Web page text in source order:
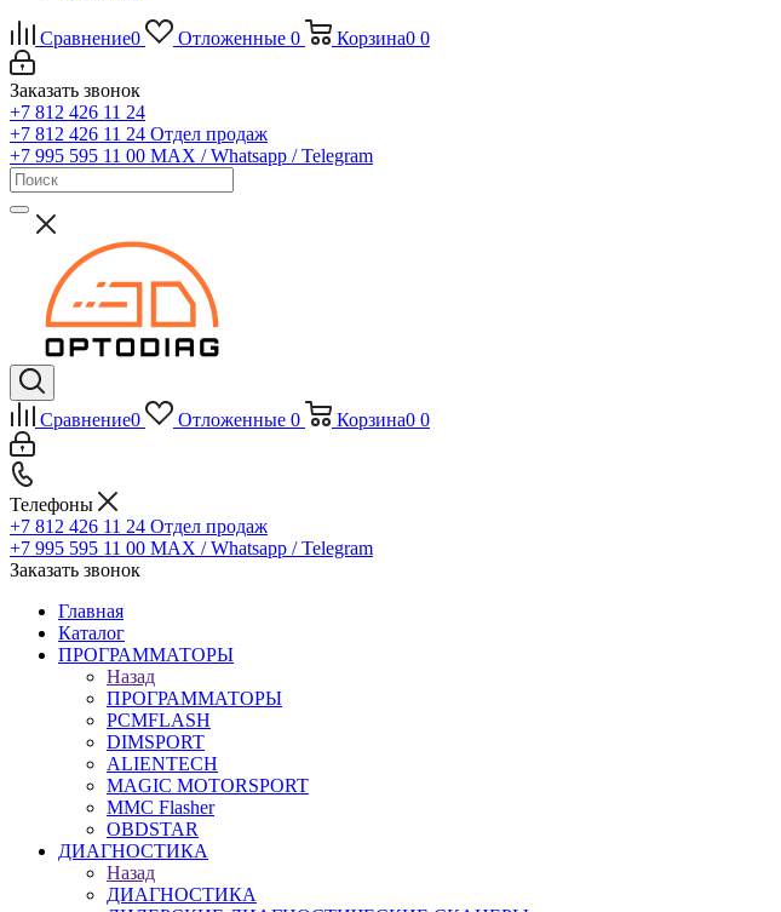
Сравнение0 Отложенные 0 Корзина0 0
Заказать звонок
+7 812 426 11 24
+7 812 426 11 24 Отдел продаж
+7 995 595 11 00 MAX / Whatsapp / Telegram
Сравнение0 Отложенные 0 Корзина0 0
Телефоны
+7 812 426 11 24 Отдел продаж
+7 995 595 11 00 MAX / Whatsapp / Telegram
Заказать звонок
Главная
Каталог
ПРОГРАММАТОРЫ
Назад
ПРОГРАММАТОРЫ
PCMFLASH
DIMSPORT
ALIENTECH
MAGIC MOTORSPORT
MMC Flasher
OBDSTAR
ДИАГНОСТИКА
Назад
ДИАГНОСТИКА